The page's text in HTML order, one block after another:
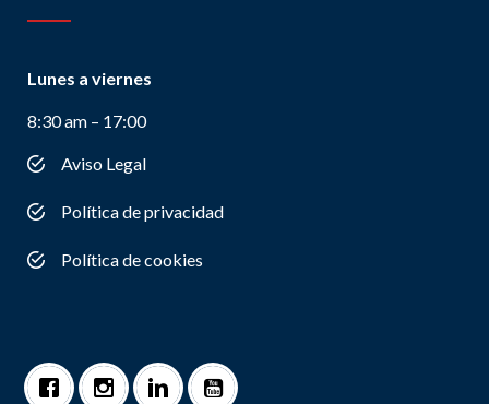
Lunes a viernes
8:30 am – 17:00
Aviso Legal
Política de privacidad
Política de cookies